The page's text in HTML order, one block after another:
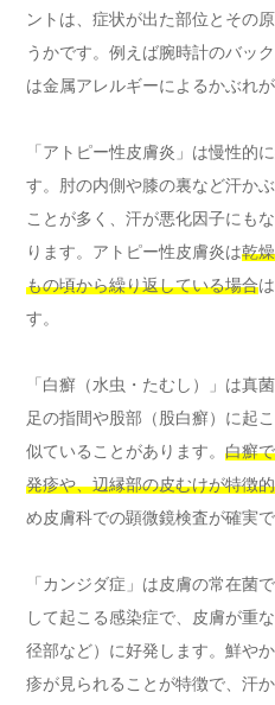
ントは、症状が出た部位とその
うかです。例えば腕時計のバッ
は金属アレルギーによるかぶれが
「アトピー性皮膚炎」は慢性的
す。肘の内側や膝の裏など汗か
ことが多く、汗が悪化因子にも
ります。アトピー性皮膚炎は乾
もの頃から繰り返している場合
す。
「白癬（水虫・たむし）」は真
足の指間や股部（股白癬）に起
似ていることがあります。 白癬
発疹や、辺縁部の皮むけが特徴的
め皮膚科での顕微鏡検査が確実で
「カンジダ症」は皮膚の常在菌
して起こる感染症で、皮膚が重
径部など）に好発します。鮮や
疹が見られることが特徴で、汗